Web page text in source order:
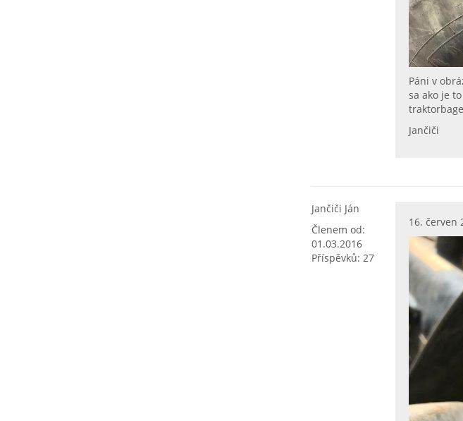
Páni v
sa ako je
Jančiči
Jančiči Ján
Členem od:
01.03.2016
Příspěvků: 27
16. červen